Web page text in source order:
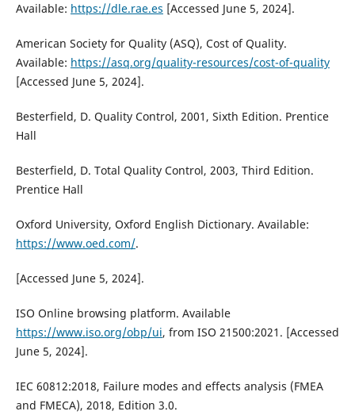
Available: https://dle.rae.es [Accessed June 5, 2024].
American Society for Quality (ASQ), Cost of Quality.
Available: https://asq.org/quality-resources/cost-of-quality
[Accessed June 5, 2024].
Besterfield, D. Quality Control, 2001, Sixth Edition. Prentice
Hall
Besterfield, D. Total Quality Control, 2003, Third Edition.
Prentice Hall
Oxford University, Oxford English Dictionary. Available:
https://www.oed.com/.
[Accessed June 5, 2024].
ISO Online browsing platform. Available
https://www.iso.org/obp/ui, from ISO 21500:2021. [Accessed
June 5, 2024].
IEC 60812:2018, Failure modes and effects analysis (FMEA
and FMECA), 2018, Edition 3.0.